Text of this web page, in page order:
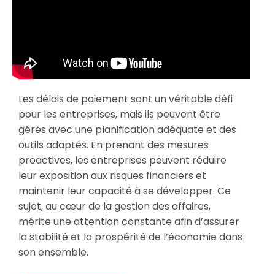
Les délais de paiement sont un véritable défi
pour les entreprises, mais ils peuvent être
gérés avec une planification adéquate et des
outils adaptés. En prenant des mesures
proactives, les entreprises peuvent réduire
leur exposition aux risques financiers et
maintenir leur capacité à se développer. Ce
sujet, au cœur de la gestion des affaires,
mérite une attention constante afin d’assurer
la stabilité et la prospérité de l’économie dans
son ensemble.